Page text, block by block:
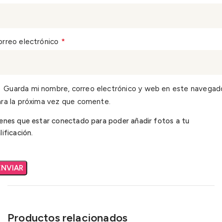
electrónico *
Guarda mi nombre, correo electrónico y web en este
la próxima vez que comente.
que estar conectado para poder añadir fotos a tu
Productos relacionados